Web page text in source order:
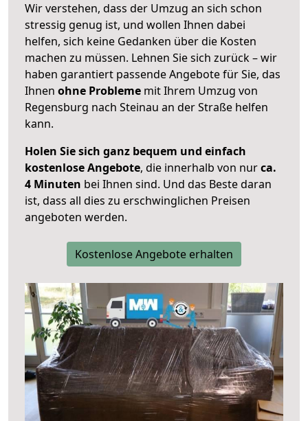
Wir verstehen, dass der Umzug an sich schon
stressig genug ist, und wollen Ihnen dabei
helfen, sich keine Gedanken über die Kosten
machen zu müssen. Lehnen Sie sich zurück – wir
haben garantiert passende Angebote für Sie, das
Ihnen ohne Probleme mit Ihrem Umzug von
Regensburg nach Steinau an der Straße helfen
kann.
Holen Sie sich ganz bequem und einfach
kostenlose Angebote, die innerhalb von nurca.
4 Minuten bei Ihnen sind. Und das Beste daran
ist, dass all dies zu erschwinglichen Preisen
angeboten werden.
Kostenlose Angebote erhalten